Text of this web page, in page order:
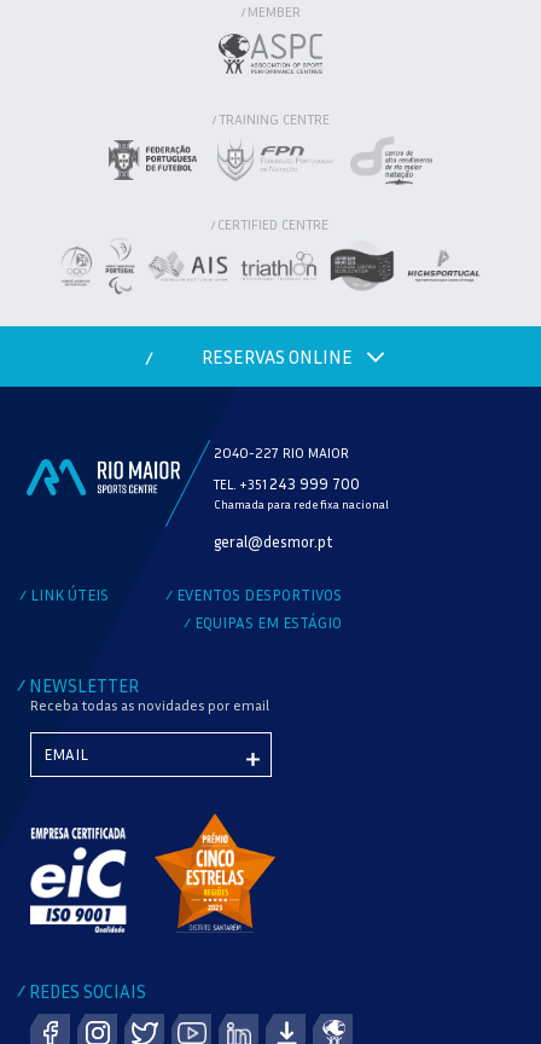
/ MEMBER
/ TRAINING CENTRE
/ CERTIFIED CENTRE
/ RESERVAS ONLINE
2040-227 RIO MAIOR
TEL. +351 243 999 700
Chamada para rede fixa nacional
geral@desmor.pt
/ LINK ÚTEIS / EVENTOS DESPORTIVOS
/ EQUIPAS EM ESTÁGIO
/ NEWSLETTER
Receba todas as novidades por email
/ REDES SOCIAIS